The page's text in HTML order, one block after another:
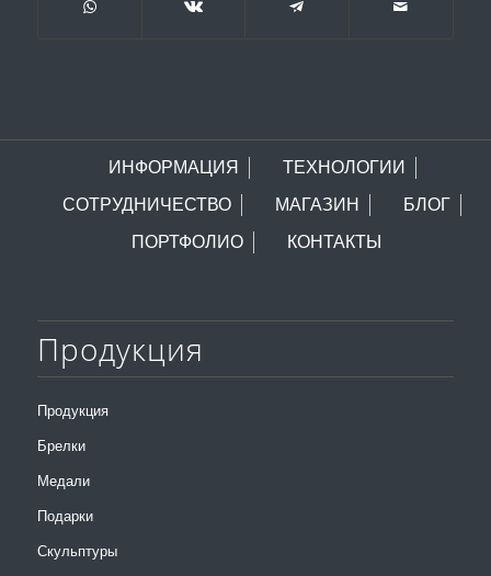
ИНФОРМАЦИЯ
ТЕХНОЛОГИИ
СОТРУДНИЧЕСТВО
МАГАЗИН
БЛОГ
ПОРТФОЛИО
КОНТАКТЫ
Продукция
Продукция
Брелки
Медали
Подарки
Скульптуры